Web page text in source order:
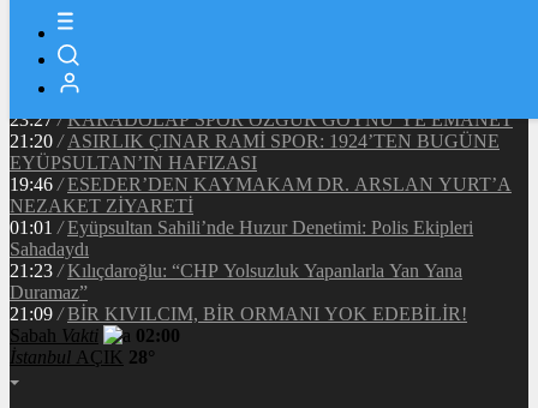
/ MHP EYÜPSULTAN TEŞKİLATI’NIN ACI GÜNÜ
13:33
/ BAŞKAN DR. MİTHAT BÜLENT ÖZMEN’DEN
KAMUOYUNA AÇIKLAMA
Makyaj Sanatçısı Uzay Damla Yıldız, Uluslararası
Başarılarıyla Türkiye’yi Temsil Ediyor
23:27 / KARADOLAP SPOR ÖZGÜR GÖYNÜ’YE EMANET
21:20 / ASIRLIK ÇINAR RAMİ SPOR: 1924’TEN BUGÜNE
EYÜPSULTAN’IN HAFIZASI
19:46 / ESEDER’DEN KAYMAKAM DR. ARSLAN YURT’A
NEZAKET ZİYARETİ
01:01 / Eyüpsultan Sahili’nde Huzur Denetimi: Polis Ekipleri
Sahadaydı
21:23 / Kılıçdaroğlu: “CHP Yolsuzluk Yapanlarla Yan Yana
Duramaz”
21:09 / BİR KIVILCIM, BİR ORMANI YOK EDEBİLİR!
Sabah Vakti
02:00
İstanbul AÇIK 28°